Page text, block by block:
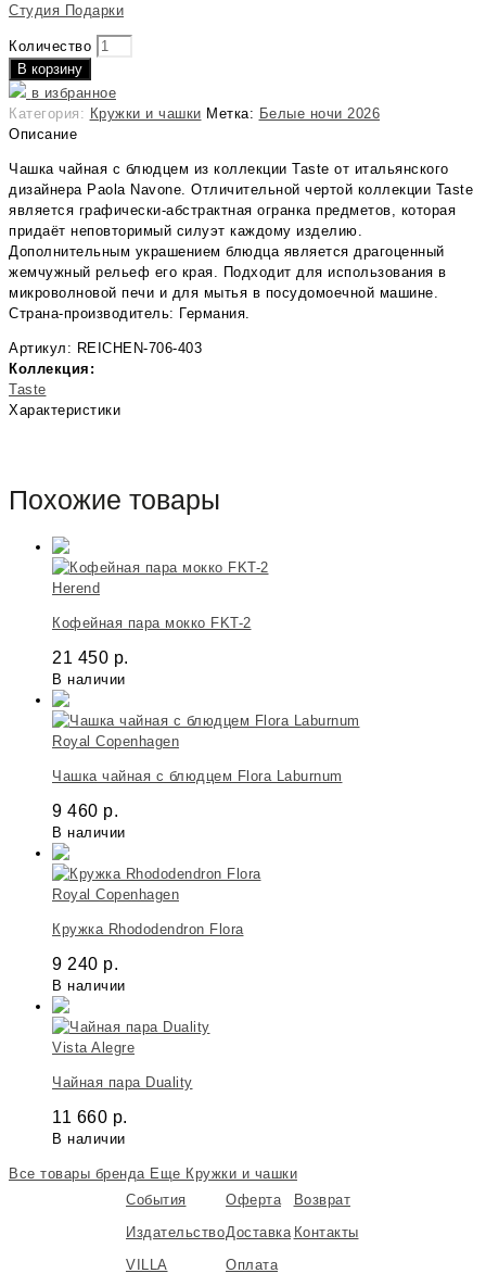
Студия Подарки
Количество
В корзину
в избранное
Категория: Кружки и чашки Метка: Белые ночи 2026
Описание
Чашка чайная с блюдцем из коллекции Taste от итальянского
дизайнера Paola Navone. Отличительной чертой коллекции Taste
является графически-абстрактная огранка предметов, которая
придаёт неповторимый силуэт каждому изделию.
Дополнительным украшением блюдца является драгоценный
жемчужный рельеф его края. Подходит для использования в
микроволновой печи и для мытья в посудомоечной машине.
Страна-производитель: Германия.
Артикул: REICHEN-706-403
Коллекция:
Taste
Характеристики
Похожие товары
Herend
Кофейная пара мокко FKT-2
21 450 р.
В наличии
Royal Copenhagen
Чашка чайная с блюдцем Flora Laburnum
9 460 р.
В наличии
Royal Copenhagen
Кружка Rhododendron Flora
9 240 р.
В наличии
Vista Alegre
Чайная пара Duality
11 660 р.
В наличии
Все товары бренда Еще Кружки и чашки
События
Издательство
VILLA
Оферта
Доставка
Оплата
Возврат
Контакты